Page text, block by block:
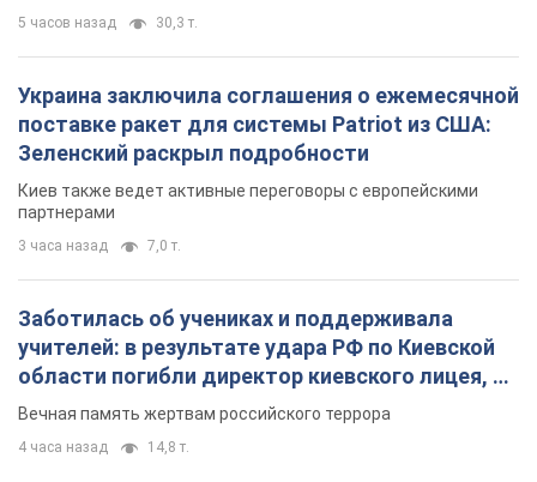
5 часов назад 30,3 т.
Украина заключила соглашения о ежемесячной
поставке ракет для системы Patriot из США:
Зеленский раскрыл подробности
Киев также ведет активные переговоры с европейскими
партнерами
3 часа назад 7,0 т.
Заботилась об учениках и поддерживала
учителей: в результате удара РФ по Киевской
области погибли директор киевского лицея, её
муж и внук
Вечная память жертвам российского террора
4 часа назад 14,8 т.